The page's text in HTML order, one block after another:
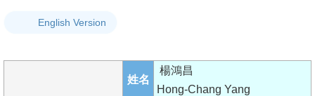
English Version
姓名
楊鴻昌
Hong-Chang Yang